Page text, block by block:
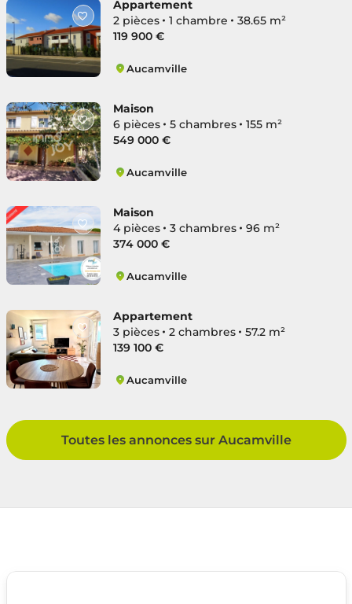
Appartement
2 pièces
1 chambre
38.65 m²
119 900 €
Aucamville
Maison
6 pièces
5 chambres
155 m²
549 000 €
Aucamville
Maison
4 pièces
3 chambres
96 m²
374 000 €
Aucamville
Appartement
3 pièces
2 chambres
57.2 m²
139 100 €
Aucamville
Toutes les annonces sur Aucamville